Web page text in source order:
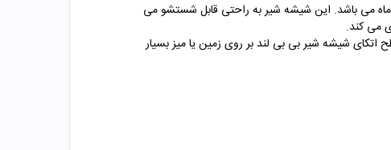
شیشه شیر دسته دار با درپوش عروسکی کد 476 بی بی لند یک محصول ایرانی با کیفیت بوده که مناسب برای نوزادان 6 تا 18 ماه می باشد. این شیشه شیر به راحتی قابل شستشو می
شیشه شیر بی بی لند بر روی زمین یا میز بسیار